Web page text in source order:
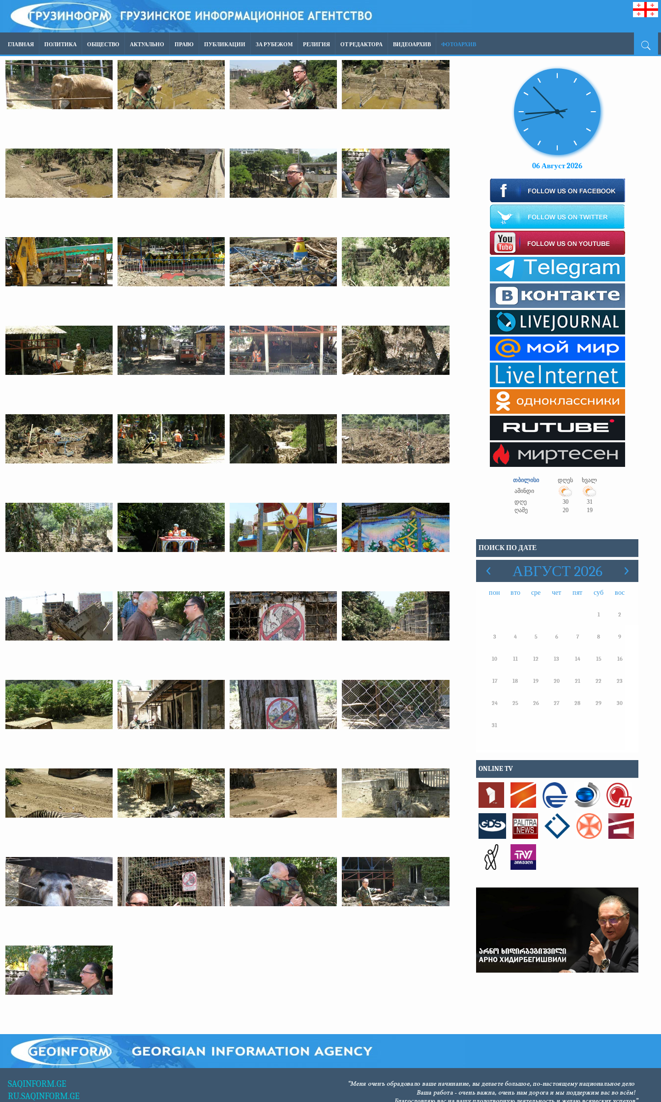
ГЛАВНАЯ ПОЛИТИКА ОБЩЕСТВО АКТУАЛЬНО ПРАВО ПУБЛИКАЦИИ ЗА РУБЕЖОМ РЕЛИГИЯ ОТ РЕДАКТОРА ВИДЕОАРХИВ ФОТОАРХИВ
06 Август 2026
თბილისი დღეს
ხვალ
ამინდი
დღე
30
31
ღამე
20 19
ПОИСК ПО ДАТЕ
АВГУСТ 2026
пон вто сре чет пят суб вос
1 2
3 4 5 6 7 8 9
10 11 12 13 14 15 16
17 18 19 20 21 22 23
24 25 26 27 28 29 30
31
ONLINE TV
SAQINFORM.GE
RU.SAQINFORM.GE